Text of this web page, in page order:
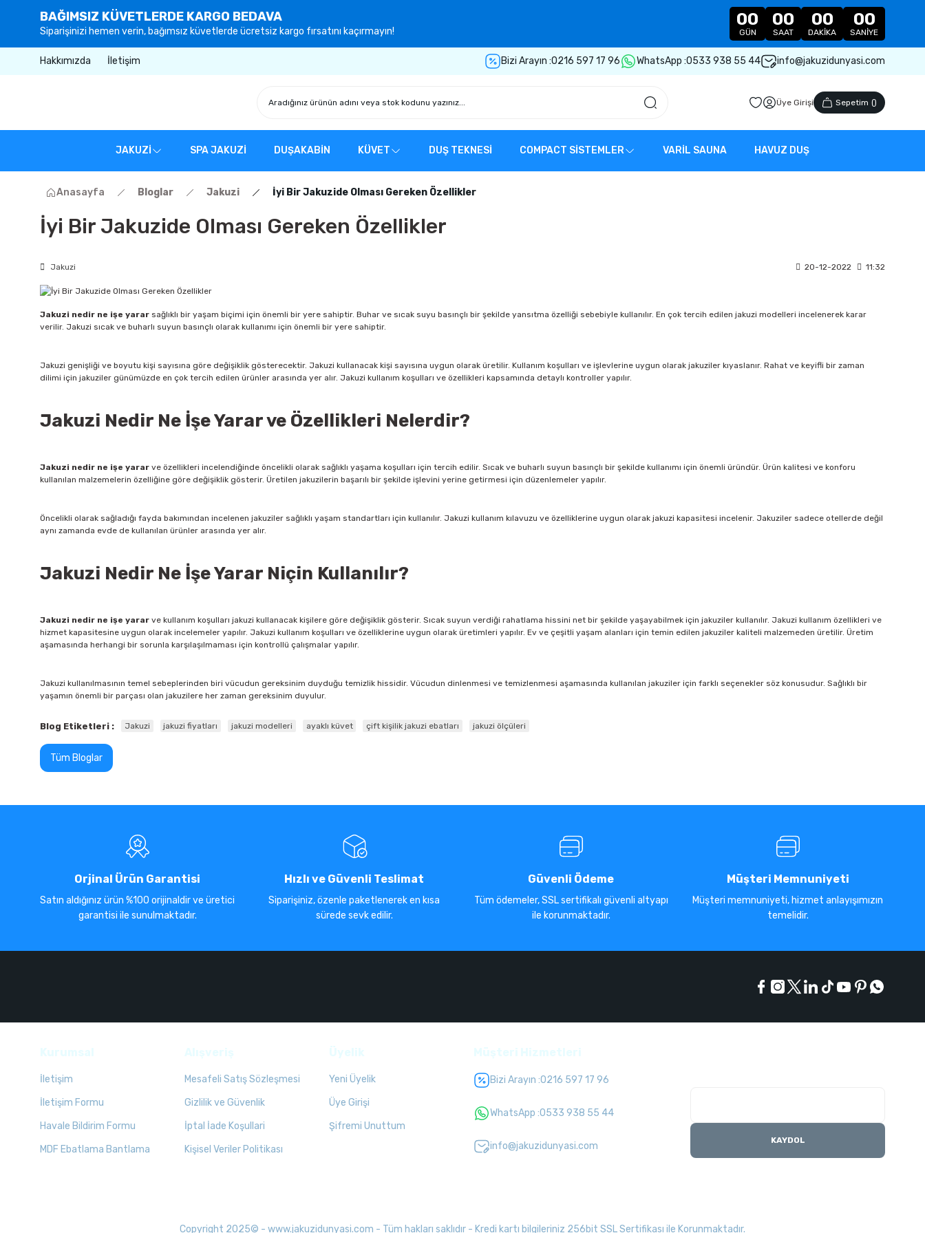
BAĞIMSIZ KÜVETLERDE KARGO BEDAVA
Siparişinizi hemen verin, bağımsız küvetlerde ücretsiz kargo fırsatını kaçırmayın!
00
GÜN
00
SAAT
00
DAKIKA
00
SANIYE
Hakkımızda İletişim Bizi Arayın :0216 597 17 96 WhatsApp :0533 938 55 44 info@jakuzidunyasi.com
Üye Girişi Sepetim ()
JAKUZİ SPA JAKUZİ DUŞAKABİN KÜVET DUŞ TEKNESİ COMPACT SİSTEMLER VARİL SAUNA HAVUZ DUŞ
Anasayfa Bloglar Jakuzi İyi Bir Jakuzide Olması Gereken Özellikler
İyi Bir Jakuzide Olması Gereken Özellikler
Jakuzi 20-12-2022 11:32
Jakuzi nedir ne işe yarar sağlıklı bir yaşam biçimi için önemli bir yere sahiptir. Buhar ve sıcak suyu basınçlı bir şekilde yansıtma özelliği sebebiyle kullanılır. En çok tercih edilen jakuzi modelleri incelenerek karar
verilir. Jakuzi sıcak ve buharlı suyun basınçlı olarak kullanımı için önemli bir yere sahiptir.
Jakuzi genişliği ve boyutu kişi sayısına göre değişiklik gösterecektir. Jakuzi kullanacak kişi sayısına uygun olarak üretilir. Kullanım koşulları ve işlevlerine uygun olarak jakuziler kıyaslanır. Rahat ve keyifli bir zaman
dilimi için jakuziler günümüzde en çok tercih edilen ürünler arasında yer alır. Jakuzi kullanım koşulları ve özellikleri kapsamında detaylı kontroller yapılır.
Jakuzi Nedir Ne İşe Yarar ve Özellikleri Nelerdir?
Jakuzi nedir ne işe yarar ve özellikleri incelendiğinde öncelikli olarak sağlıklı yaşama koşulları için tercih edilir. Sıcak ve buharlı suyun basınçlı bir şekilde kullanımı için önemli üründür. Ürün kalitesi ve konforu
kullanılan malzemelerin özelliğine göre değişiklik gösterir. Üretilen jakuzilerin başarılı bir şekilde işlevini yerine getirmesi için düzenlemeler yapılır.
Öncelikli olarak sağladığı fayda bakımından incelenen jakuziler sağlıklı yaşam standartları için kullanılır. Jakuzi kullanım kılavuzu ve özelliklerine uygun olarak jakuzi kapasitesi incelenir. Jakuziler sadece otellerde değil
aynı zamanda evde de kullanılan ürünler arasında yer alır.
Jakuzi Nedir Ne İşe Yarar Niçin Kullanılır?
Jakuzi nedir ne işe yarar ve kullanım koşulları jakuzi kullanacak kişilere göre değişiklik gösterir. Sıcak suyun verdiği rahatlama hissini net bir şekilde yaşayabilmek için jakuziler kullanılır. Jakuzi kullanım özellikleri ve
hizmet kapasitesine uygun olarak incelemeler yapılır. Jakuzi kullanım koşulları ve özelliklerine uygun olarak üretimleri yapılır. Ev ve çeşitli yaşam alanları için temin edilen jakuziler kaliteli malzemeden üretilir. Üretim
aşamasında herhangi bir sorunla karşılaşılmaması için kontrollü çalışmalar yapılır.
Jakuzi kullanılmasının temel sebeplerinden biri vücudun gereksinim duyduğu temizlik hissidir. Vücudun dinlenmesi ve temizlenmesi aşamasında kullanılan jakuziler için farklı seçenekler söz konusudur. Sağlıklı bir
yaşamın önemli bir parçası olan jakuzilere her zaman gereksinim duyulur.
Blog Etiketleri : Jakuzi jakuzi fiyatları jakuzi modelleri ayaklı küvet çift kişilik jakuzi ebatları jakuzi ölçüleri
Tüm Bloglar
Orjinal Ürün Garantisi
Satın aldığınız ürün %100 orijinaldir ve üretici
garantisi ile sunulmaktadır.
Hızlı ve Güvenli Teslimat
Siparişiniz, özenle paketlenerek en kısa
sürede sevk edilir.
Güvenli Ödeme
Tüm ödemeler, SSL sertifikalı güvenli altyapı
ile korunmaktadır.
Müşteri Memnuniyeti
Müşteri memnuniyeti, hizmet anlayışımızın
temelidir.
İletişim
İletişim Formu
Havale Bildirim Formu
MDF Ebatlama Bantlama
Mesafeli Satış Sözleşmesi
Gizlilik ve Güvenlik
İptal İade Koşullari
Kişisel Veriler Politikası
Yeni Üyelik
Üye Girişi
Şifremi Unuttum
Bizi Arayın :0216 597 17 96
WhatsApp :0533 938 55 44
info@jakuzidunyasi.com KAYDOL
Copyright 2025© - www.jakuzidunyasi.com - Tüm hakları saklıdır - Kredi kartı bilgileriniz 256bit SSL Sertifikası ile Korunmaktadır.